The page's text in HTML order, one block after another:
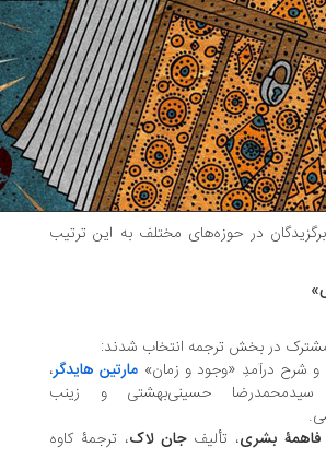
در حوزه‌های مختلف به این ترتیب
بخش ترجمه انتخاب شدند:
درآمدِ «وجود و زمان» مارتین هایدگر ،
حسینی‌بهشتی و زینب
، تألیف جان لاک، ترجمۀ کاوه